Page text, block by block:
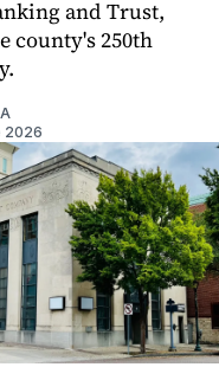
and Trust,
county's 250th
2026